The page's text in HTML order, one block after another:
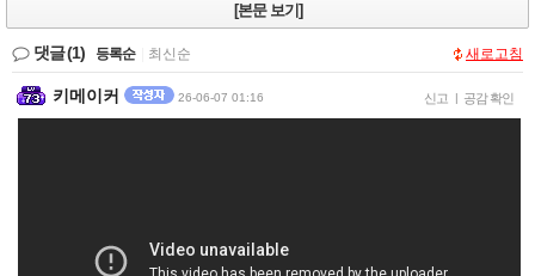
[본문 보기]
댓글(1) 등록순 최신순 새로고침
키메이커 26-06-07 01:16 신고 | 공감 확인